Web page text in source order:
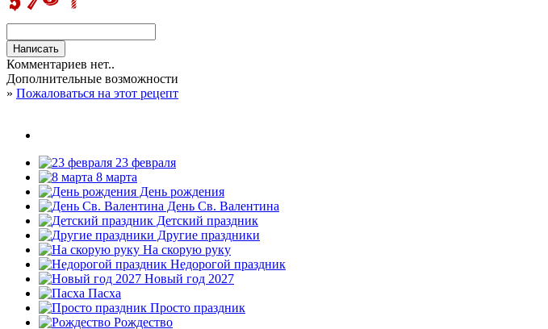
Комментариев нет..
Дополнительные возможности
» Пожаловаться на этот рецепт
23 февраля
8 марта
День рождения
День Св. Валентина
Детский праздник
Другие праздники
На скорую руку
Недорогой праздник
Новый год 2027
Пасха
Просто праздник
Рождество